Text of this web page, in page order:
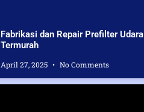
Fabrikasi dan Repair Prefilter Udara
Termurah
April 27, 2025 No Comments